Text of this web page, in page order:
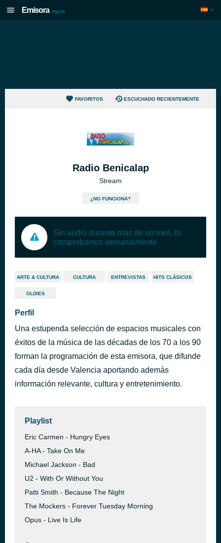
Emisora .org.es
FAVORITOS ESCUCHADO RECIENTEMENTE
Radio Benicalap
Stream
¿NO FUNCIONA?
Sin audio durante más de un mes, lo
comprobamos semanalmente
ARTE & CULTURA CULTURA ENTREVISTAS HITS CLÁSICOS
OLDIES
Perfil
Una estupenda selección de espacios musicales con
éxitos de la música de las décadas de los 70 a los 90
forman la programación de esta emisora, que difunde
cada día desde Valencia aportando además
información relevante, cultura y entretenimiento.
Playlist
Eric Carmen - Hungry Eyes
A-HA - Take On Me
Michael Jackson - Bad
U2 - With Or Without You
Patti Smith - Because The Night
The Mockers - Forever Tuesday Morning
Opus - Live Is Life